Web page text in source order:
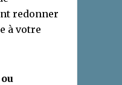
redonner
à votre